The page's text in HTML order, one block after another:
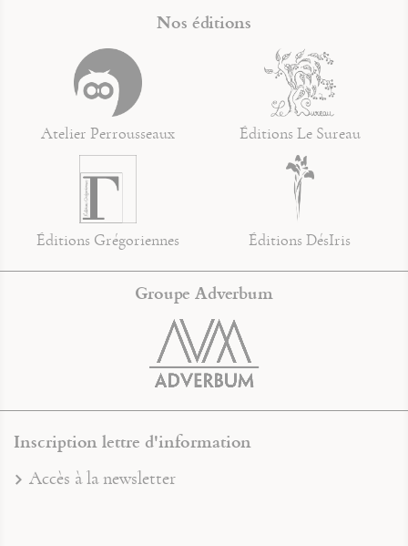
Nos éditions
Atelier Perrousseaux Éditions Le Sureau
Éditions Grégoriennes Éditions DésIris
Groupe Adverbum
Inscription lettre d'information
Accès à la newsletter